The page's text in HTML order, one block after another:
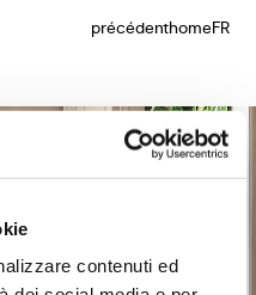
contenuti ed
précédenthomeFR